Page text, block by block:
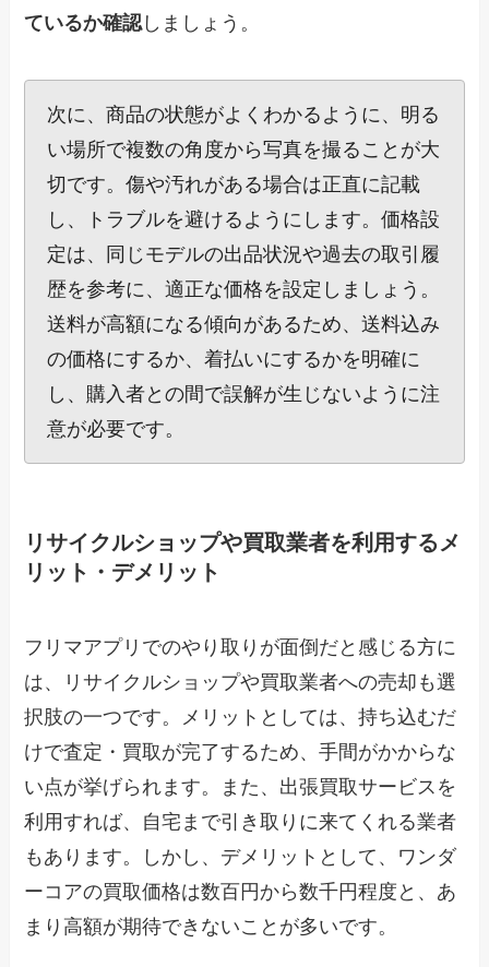
ているか確認しましょう。
次に、商品の状態がよくわかるように、明る
い場所で複数の角度から写真を撮ることが大
切です。傷や汚れがある場合は正直に記載
し、トラブルを避けるようにします。価格設
定は、同じモデルの出品状況や過去の取引履
歴を参考に、適正な価格を設定しましょう。
送料が高額になる傾向があるため、送料込み
の価格にするか、着払いにするかを明確に
し、購入者との間で誤解が生じないように注
意が必要です。
リサイクルショップや買取業者を利用するメ
リット・デメリット
フリマアプリでのやり取りが面倒だと感じる方に
は、リサイクルショップや買取業者への売却も選
択肢の一つです。メリットとしては、持ち込むだ
けで査定・買取が完了するため、手間がかからな
い点が挙げられます。また、出張買取サービスを
利用すれば、自宅まで引き取りに来てくれる業者
もあります。しかし、デメリットとして、ワンダ
ーコアの買取価格は数百円から数千円程度と、あ
まり高額が期待できないことが多いです。